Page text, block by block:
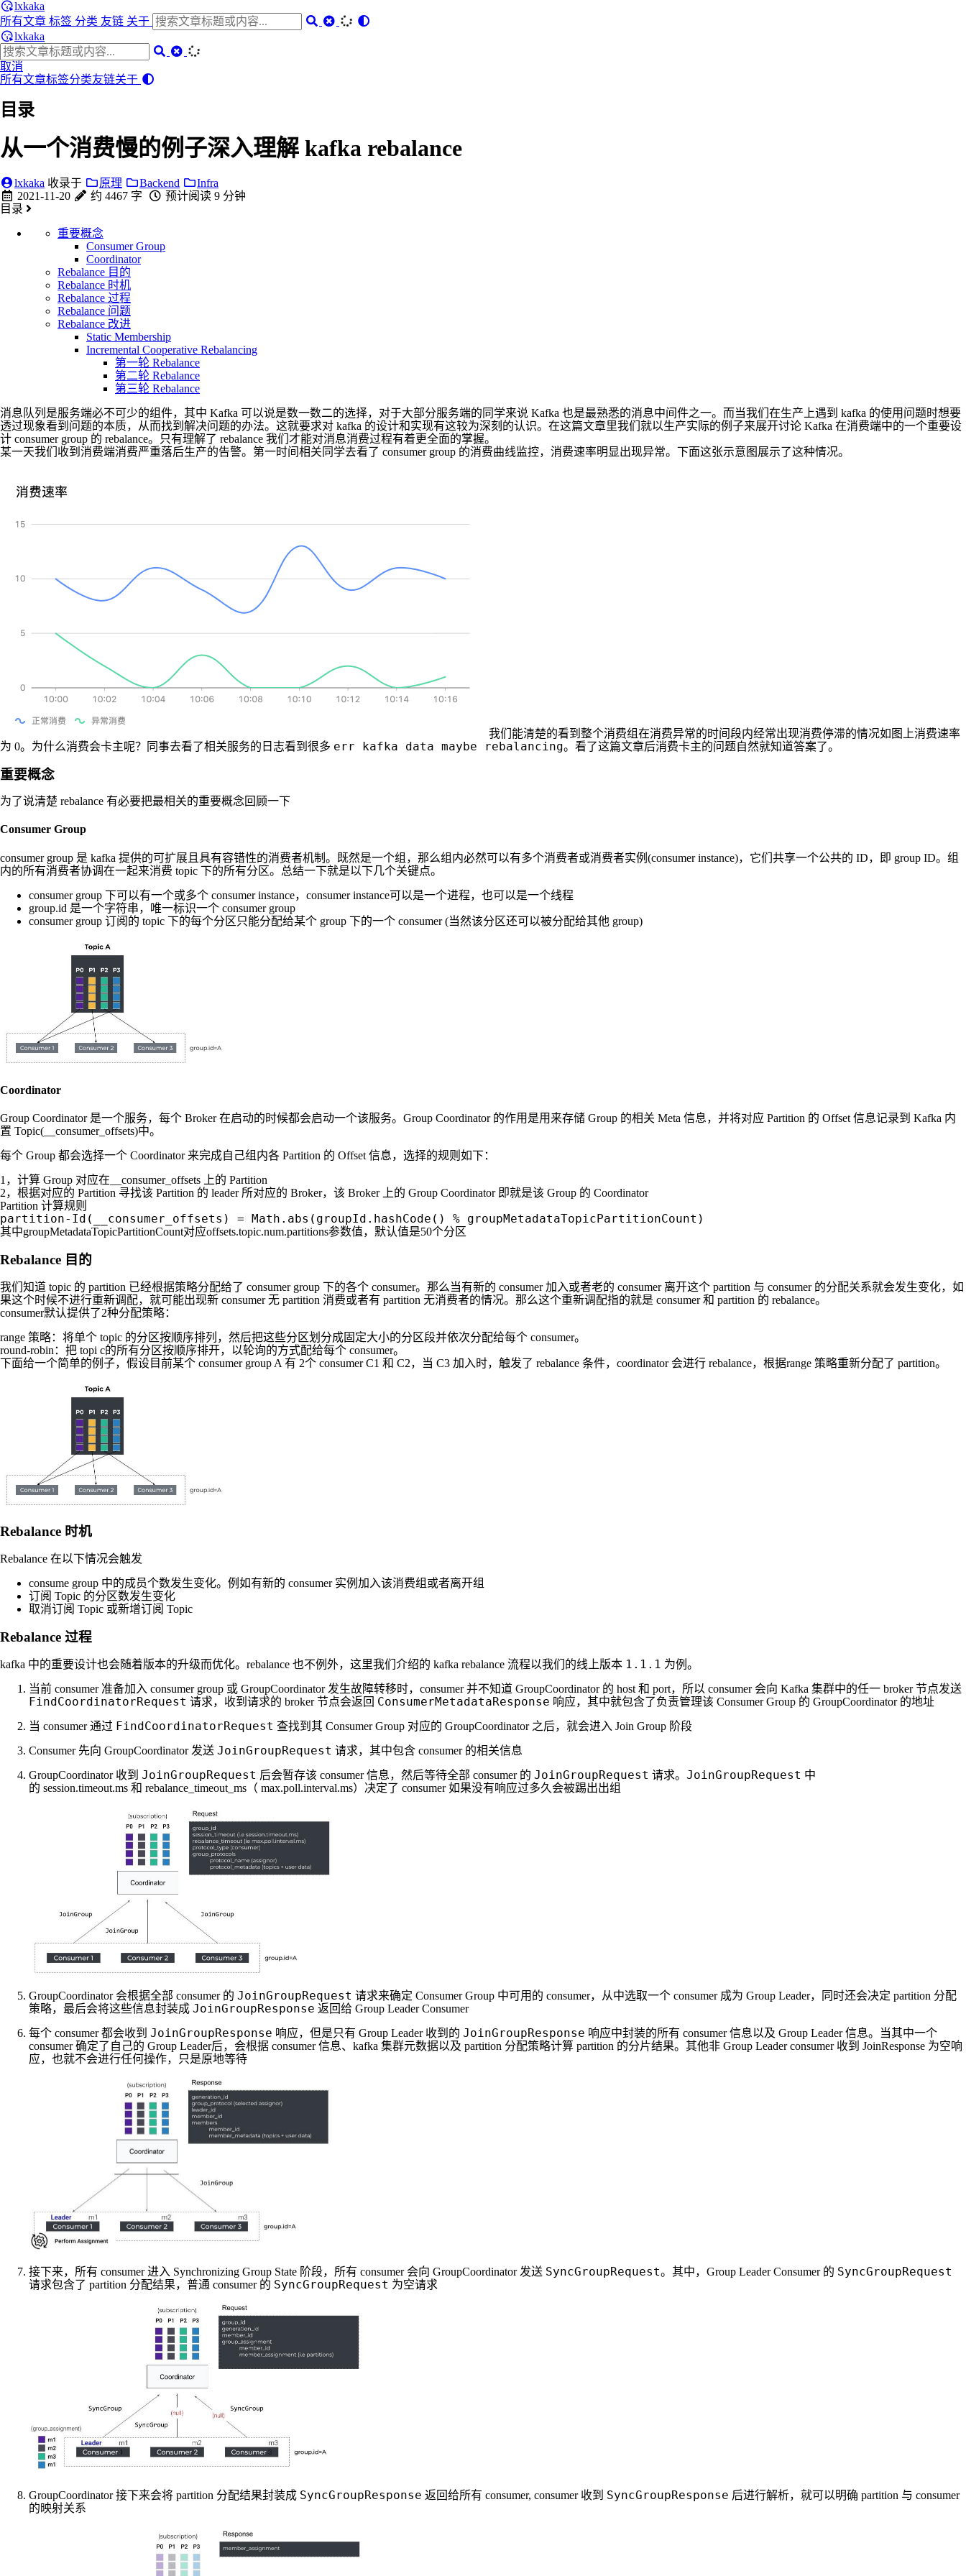
lxkaka
所有文章 标签 分类 友链 关于
lxkaka
取消
所有文章标签分类友链关于
目录
从一个消费慢的例子深入理解 kafka rebalance
lxkaka 收录于 原理 Backend
Infra
2021-11-20
约 4467 字
预计阅读 9 分钟
目录
重要概念
Consumer Group
Coordinator
Rebalance 目的
Rebalance 时机
Rebalance 过程
Rebalance 问题
Rebalance 改进
Static Membership
Incremental Cooperative Rebalancing
第一轮 Rebalance
第二轮 Rebalance
第三轮 Rebalance
消息队列是服务端必不可少的组件，其中 Kafka 可以说是数一数二的选择，对于大部分服务端的同学来说 Kafka 也是最熟悉的消息中间件之一。而当我们在生产上遇到 kafka 的使用问题时想要
透过现象看到问题的本质，从而找到解决问题的办法。这就要求对 kafka 的设计和实现有这较为深刻的认识。在这篇文章里我们就以生产实际的例子来展开讨论 Kafka 在消费端中的一个重要设
计 consumer group 的 rebalance。只有理解了 rebalance 我们才能对消息消费过程有着更全面的掌握。
某一天我们收到消费端消费严重落后生产的告警。第一时间相关同学去看了 consumer group 的消费曲线监控，消费速率明显出现异常。下面这张示意图展示了这种情况。
我们能清楚的看到整个消费组在消费异常的时间段内经常出现消费停滞的情况如图上消费速率
为 0。为什么消费会卡主呢？同事去看了相关服务的日志看到很多 err kafka data maybe rebalancing。看了这篇文章后消费卡主的问题自然就知道答案了。
重要概念
为了说清楚 rebalance 有必要把最相关的重要概念回顾一下
Consumer Group
consumer group 是 kafka 提供的可扩展且具有容错性的消费者机制。既然是一个组，那么组内必然可以有多个消费者或消费者实例(consumer instance)，它们共享一个公共的 ID，即 group ID。组
内的所有消费者协调在一起来消费 topic 下的所有分区。总结一下就是以下几个关键点。
consumer group 下可以有一个或多个 consumer instance，consumer instance可以是一个进程，也可以是一个线程
group.id 是一个字符串，唯一标识一个 consumer group
consumer group 订阅的 topic 下的每个分区只能分配给某个 group 下的一个 consumer (当然该分区还可以被分配给其他 group)
Coordinator
Group Coordinator 是一个服务，每个 Broker 在启动的时候都会启动一个该服务。Group Coordinator 的作用是用来存储 Group 的相关 Meta 信息，并将对应 Partition 的 Offset 信息记录到 Kafka 内
置 Topic(__consumer_offsets)中。
每个 Group 都会选择一个 Coordinator 来完成自己组内各 Partition 的 Offset 信息，选择的规则如下：
1，计算 Group 对应在__consumer_offsets 上的 Partition
2，根据对应的 Partition 寻找该 Partition 的 leader 所对应的 Broker，该 Broker 上的 Group Coordinator 即就是该 Group 的 Coordinator
Partition 计算规则
partition-Id(__consumer_offsets) = Math.abs(groupId.hashCode() % groupMetadataTopicPartitionCount)
其中groupMetadataTopicPartitionCount对应offsets.topic.num.partitions参数值，默认值是50个分区
Rebalance 目的
我们知道 topic 的 partition 已经根据策略分配给了 consumer group 下的各个 consumer。那么当有新的 consumer 加入或者老的 consumer 离开这个 partition 与 consumer 的分配关系就会发生变化，如
果这个时候不进行重新调配，就可能出现新 consumer 无 partition 消费或者有 partition 无消费者的情况。那么这个重新调配指的就是 consumer 和 partition 的 rebalance。
consumer默认提供了2种分配策略：
range 策略：将单个 topic 的分区按顺序排列，然后把这些分区划分成固定大小的分区段并依次分配给每个 consumer。
round-robin：把 topi c的所有分区按顺序排开，以轮询的方式配给每个 consumer。
下面给一个简单的例子，假设目前某个 consumer group A 有 2个 consumer C1 和 C2，当 C3 加入时，触发了 rebalance 条件，coordinator 会进行 rebalance，根据range 策略重新分配了 partition。
Rebalance 时机
Rebalance 在以下情况会触发
consume group 中的成员个数发生变化。例如有新的 consumer 实例加入该消费组或者离开组
订阅 Topic 的分区数发生变化
取消订阅 Topic 或新增订阅 Topic
Rebalance 过程
kafka 中的重要设计也会随着版本的升级而优化。rebalance 也不例外，这里我们介绍的 kafka rebalance 流程以我们的线上版本 1.1.1 为例。
当前 consumer 准备加入 consumer group 或 GroupCoordinator 发生故障转移时，consumer 并不知道 GroupCoordinator 的 host 和 port，所以 consumer 会向 Kafka 集群中的任一 broker 节点发送
FindCoordinatorRequest 请求，收到请求的 broker 节点会返回 ConsumerMetadataResponse 响应，其中就包含了负责管理该 Consumer Group 的 GroupCoordinator 的地址
当 consumer 通过 FindCoordinatorRequest 查找到其 Consumer Group 对应的 GroupCoordinator 之后，就会进入 Join Group 阶段
Consumer 先向 GroupCoordinator 发送 JoinGroupRequest 请求，其中包含 consumer 的相关信息
GroupCoordinator 收到 JoinGroupRequest 后会暂存该 consumer 信息，然后等待全部 consumer 的 JoinGroupRequest 请求。 JoinGroupRequest 中
的 session.timeout.ms 和 rebalance_timeout_ms（ max.poll.interval.ms）决定了 consumer 如果没有响应过多久会被踢出出组
GroupCoordinator 会根据全部 consumer 的 JoinGroupRequest 请求来确定 Consumer Group 中可用的 consumer，从中选取一个 consumer 成为 Group Leader，同时还会决定 partition 分配
策略，最后会将这些信息封装成 JoinGroupResponse 返回给 Group Leader Consumer
每个 consumer 都会收到 JoinGroupResponse 响应，但是只有 Group Leader 收到的 JoinGroupResponse 响应中封装的所有 consumer 信息以及 Group Leader 信息。当其中一个
consumer 确定了自己的 Group Leader后，会根据 consumer 信息、kafka 集群元数据以及 partition 分配策略计算 partition 的分片结果。其他非 Group Leader consumer 收到 JoinResponse 为空响
应，也就不会进行任何操作，只是原地等待
接下来，所有 consumer 进入 Synchronizing Group State 阶段，所有 consumer 会向 GroupCoordinator 发送 SyncGroupRequest。其中，Group Leader Consumer 的 SyncGroupRequest
请求包含了 partition 分配结果，普通 consumer 的 SyncGroupRequest 为空请求
GroupCoordinator 接下来会将 partition 分配结果封装成 SyncGroupResponse 返回给所有 consumer, consumer 收到 SyncGroupResponse 后进行解析，就可以明确 partition 与 consumer
的映射关系